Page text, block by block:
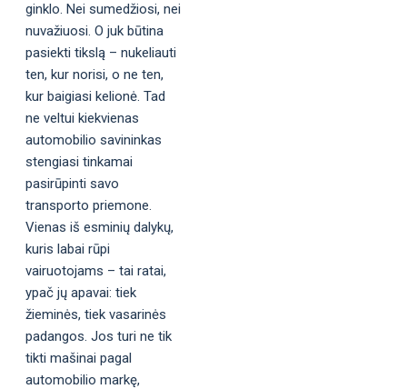
ginklo. Nei sumedžiosi, nei
nuvažiuosi. O juk būtina
pasiekti tikslą – nukeliauti
ten, kur norisi, o ne ten,
kur baigiasi kelionė. Tad
ne veltui kiekvienas
automobilio savininkas
stengiasi tinkamai
pasirūpinti savo
transporto priemone.
Vienas iš esminių dalykų,
kuris labai rūpi
vairuotojams – tai ratai,
ypač jų apavai: tiek
žieminės, tiek vasarinės
padangos. Jos turi ne tik
tikti mašinai pagal
automobilio markę,